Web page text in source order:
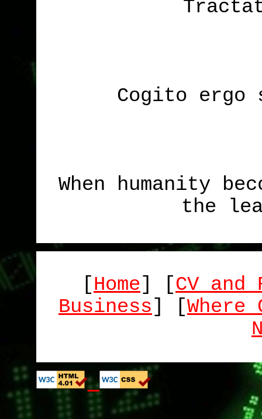
Cogito ergo
When humanity
the
[Home] [CV and
Business] [